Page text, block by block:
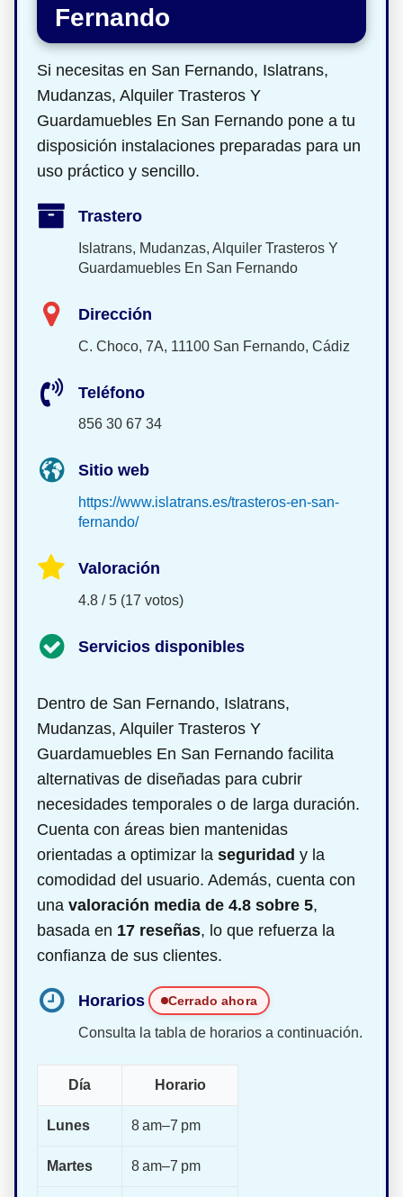
Fernando
Si necesitas en San Fernando, Islatrans,
Mudanzas, Alquiler Trasteros Y
Guardamuebles En San Fernando pone a tu
disposición instalaciones preparadas para un
uso práctico y sencillo.
Trastero
Islatrans, Mudanzas, Alquiler Trasteros Y
Guardamuebles En San Fernando
Dirección
C. Choco, 7A, 11100 San Fernando, Cádiz
Teléfono
856 30 67 34
Sitio web
https://www.islatrans.es/trasteros-en-san-
fernando/
Valoración
4.8 / 5 (17 votos)
Servicios disponibles
Dentro de San Fernando, Islatrans,
Mudanzas, Alquiler Trasteros Y
Guardamuebles En San Fernando facilita
alternativas de diseñadas para cubrir
necesidades temporales o de larga duración.
Cuenta con áreas bien mantenidas
orientadas a optimizar la seguridad y la
comodidad del usuario. Además, cuenta con
una valoración media de 4.8 sobre 5,
basada en 17 reseñas, lo que refuerza la
confianza de sus clientes.
Horarios Cerrado ahora
Consulta la tabla de horarios a continuación.
Día Horario
Lunes 8 am–7 pm
Martes 8 am–7 pm